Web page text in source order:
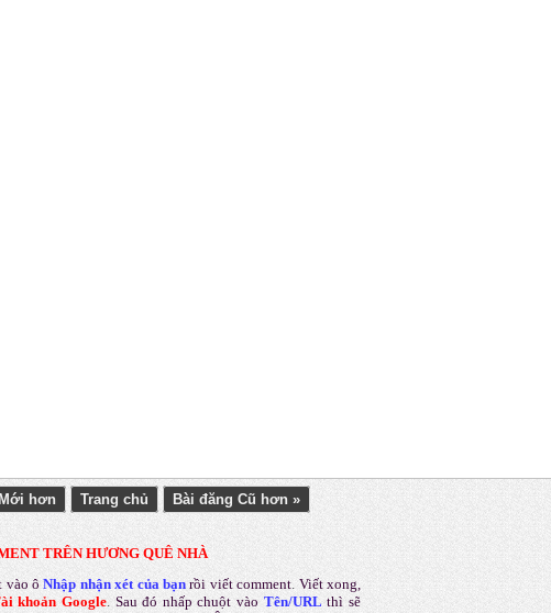
hơn Trang chủ Bài đăng Cũ hơn »
TRÊN HƯƠNG QUÊ NHÀ
vào ô Nhập nhận xét của bạn rồi viết comment. Viết xong,
khoản Google. Sau đó nhấp chuột vào Tên/URL thì sẽ